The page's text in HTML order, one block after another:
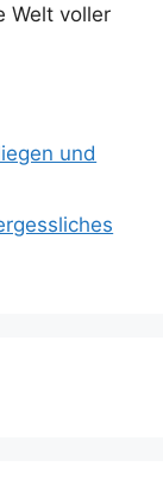
Welt voller
und